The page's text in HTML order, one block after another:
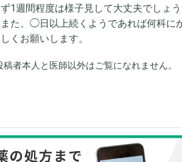
1週間程度は様子見して大丈夫でしょ
た、◯日以上続くようであれば何科に
くお願いします。
者本人と医師以外はご覧になれません。